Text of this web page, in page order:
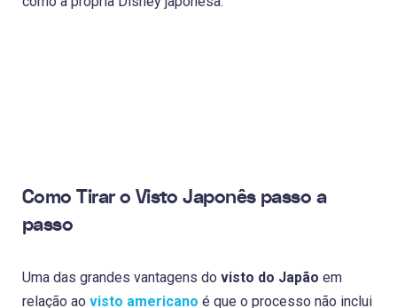
Como Tirar o Visto Japonês passo a
passo
Uma das grandes vantagens do visto do Japão em
relação ao visto americano é que o processo não inclui